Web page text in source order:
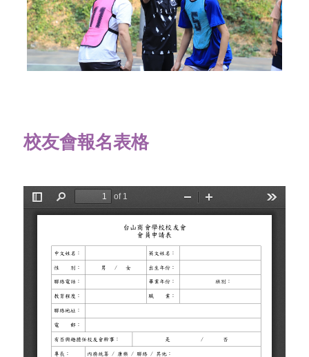
校友會報名表格